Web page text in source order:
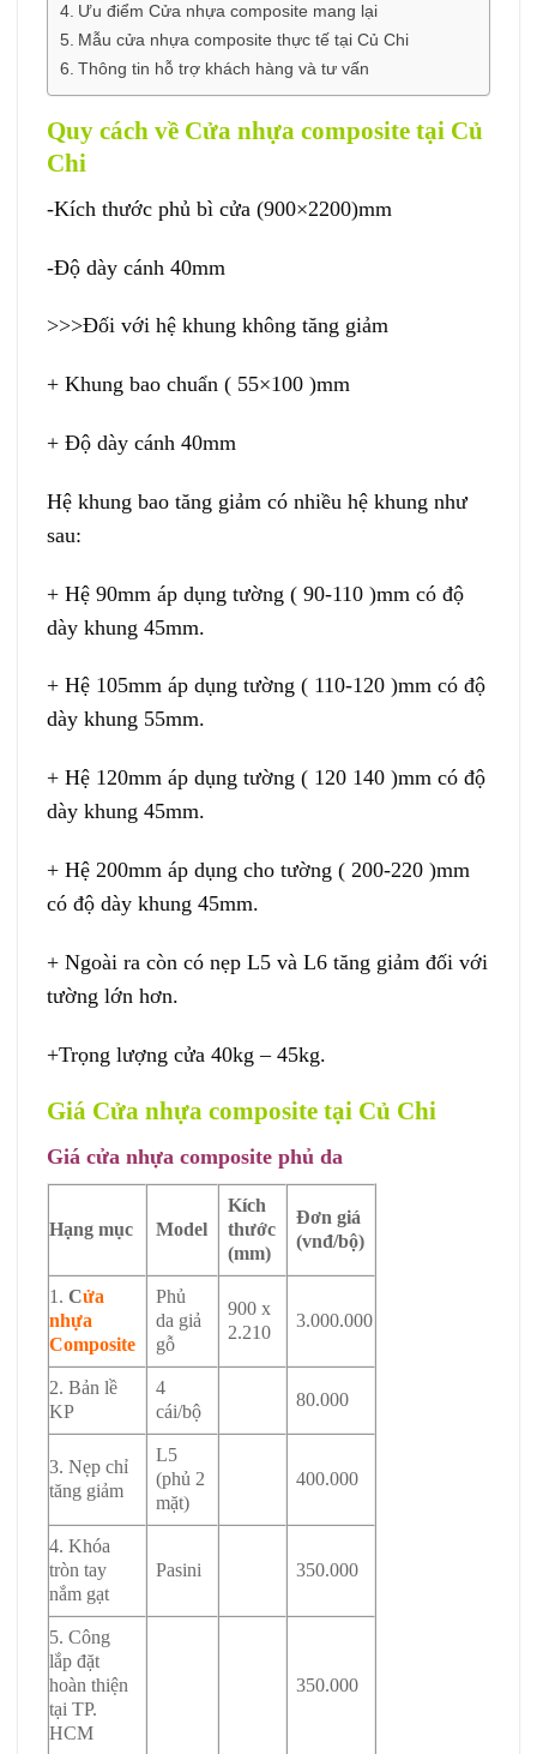
Ưu điểm Cửa nhựa composite mang lại
Mẫu cửa nhựa composite thực tế tại Củ Chi
Thông tin hỗ trợ khách hàng và tư vấn
Quy cách về Cửa nhựa composite tại Củ
Chi
-Kích thước phủ bì cửa (900×2200)mm
-Độ dày cánh 40mm
>>>Đối với hệ khung không tăng giảm
+ Khung bao chuẩn ( 55×100 )mm
+ Độ dày cánh 40mm
Hệ khung bao tăng giảm có nhiều hệ khung như
sau:
+ Hệ 90mm áp dụng tường ( 90-110 )mm có độ
dày khung 45mm.
+ Hệ 105mm áp dụng tường ( 110-120 )mm có độ
dày khung 55mm.
+ Hệ 120mm áp dụng tường ( 120 140 )mm có độ
dày khung 45mm.
+ Hệ 200mm áp dụng cho tường ( 200-220 )mm
có độ dày khung 45mm.
+ Ngoài ra còn có nẹp L5 và L6 tăng giảm đối với
tường lớn hơn.
+Trọng lượng cửa 40kg – 45kg.
Giá Cửa nhựa composite tại Củ Chi
Giá cửa nhựa composite phủ da
Hạng mục Model
Kích
thước
(mm)
Đơn giá
(vnđ/bộ)
1. Cửa
nhựa
Composite
Phủ
da giả
gỗ
900 x
2.210
3.000.000
2. Bản lề
KP
4
cái/bộ
80.000
3. Nẹp chỉ
tăng giảm
L5
(phủ 2
mặt)
400.000
4. Khóa
tròn tay
nắm gạt
Pasini 350.000
5. Công
lắp đặt
hoàn thiện
tại TP.
HCM
350.000